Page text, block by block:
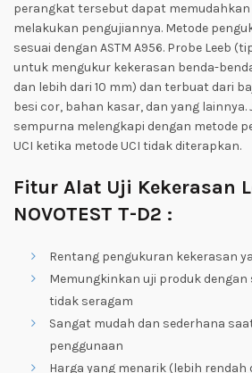
perangkat tersebut dapat memudahkan
melakukan pengujiannya. Metode
sesuai dengan ASTM A956. Probe Leeb
untuk mengukur kekerasan benda-
dan lebih dari 10 mm) dan terbuat dari
besi cor, bahan kasar, dan yang lainnya.
sempurna melengkapi dengan metode
UCI ketika metode UCI tidak diterapkan.
Fitur Alat Uji Kekerasan
NOVOTEST T-D2 :
Rentang pengukuran kekerasan
Memungkinkan uji produk
tidak seragam
Sangat mudah dan sederhana
penggunaan
Harga yang menarik (lebih rendah